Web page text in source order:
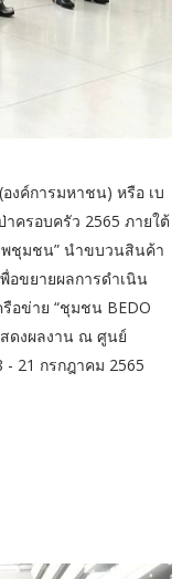
งค์การมหาชน) หรือ เบ
ครอบครัว 2565 ภายใต้
พชุมชน” นำขบวนสินค้า
อขยายผลการดำเนิน
อข่าย “ชุมชน BEDO
สดงผลงาน ณ ศูนย์
- 21 กรกฎาคม 2565